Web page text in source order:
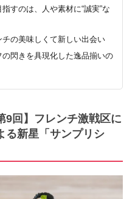
すのは、人や素材に“誠実”な
の美味しくて新しい出会い
閃きを具現化した逸品揃いの
9回】フレンチ激戦区に
る新星「サンプリシ